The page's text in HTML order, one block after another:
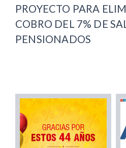
PROYECTO PARA
COBRO DEL 7% DE
PENSIONADOS